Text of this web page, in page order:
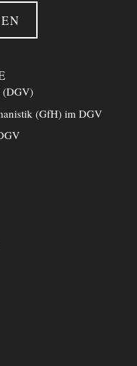
(DGV)
(GfH) im DGV